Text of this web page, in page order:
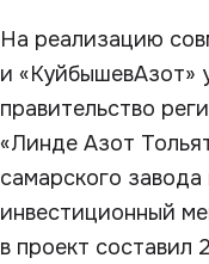
На реализацию
и «КуйбышевАзот»
правительство
«Линде Азот
самарского
инвестиционный
в проект